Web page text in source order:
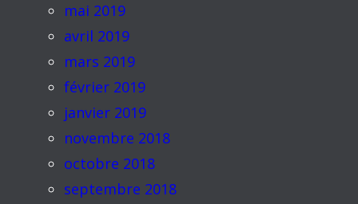
mai 2019
avril 2019
mars 2019
février 2019
janvier 2019
novembre 2018
octobre 2018
septembre 2018